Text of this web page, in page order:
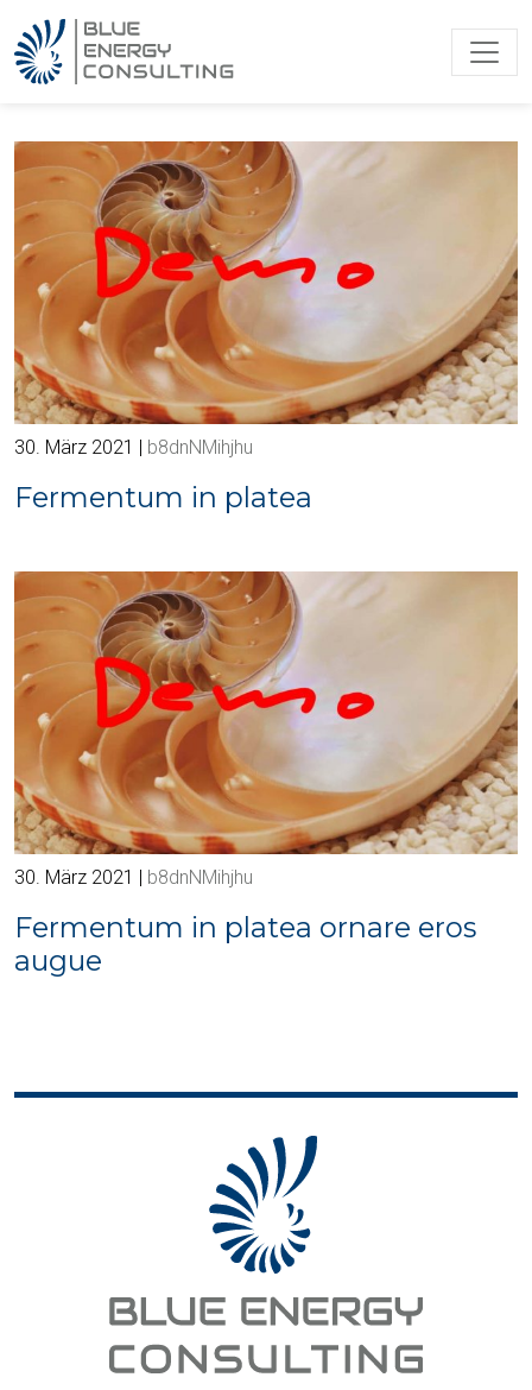
30. März 2021 b8dnNMihjhu
Fermentum in platea
30. März 2021 b8dnNMihjhu
Fermentum in platea ornare eros
augue